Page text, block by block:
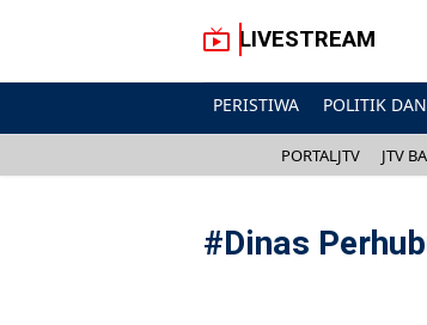
LIVESTREAM
PERISTIWA POLITIK
PORTALJTV JTV
#Dinas